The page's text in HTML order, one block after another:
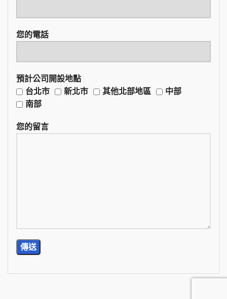
您的電話
預計公司開設地點
台北市
新北市 其他北部地區
中部
南部
您的留言